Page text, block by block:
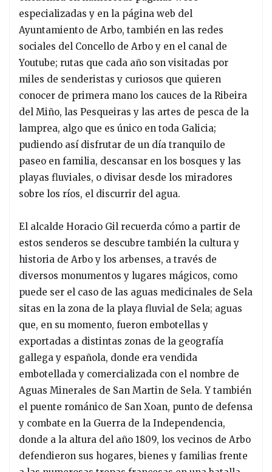
especializadas y en la página web del
Ayuntamiento de Arbo, también en las redes
sociales del Concello de Arbo y en el canal de
Youtube; rutas que cada año son visitadas por
miles de senderistas y curiosos que quieren
conocer de primera mano los cauces de la Ribeira
del Miño, las Pesqueiras y las artes de pesca de la
lamprea, algo que es único en toda Galicia;
pudiendo así disfrutar de un día tranquilo de
paseo en familia, descansar en los bosques y las
playas fluviales, o divisar desde los miradores
sobre los ríos, el discurrir del agua.
El alcalde Horacio Gil recuerda cómo a partir de
estos senderos se descubre también la cultura y
historia de Arbo y los arbenses, a través de
diversos monumentos y lugares mágicos, como
puede ser el caso de las aguas medicinales de Sela
sitas en la zona de la playa fluvial de Sela; aguas
que, en su momento, fueron embotellas y
exportadas a distintas zonas de la geografía
gallega y española, donde era vendida
embotellada y comercializada con el nombre de
Aguas Minerales de San Martin de Sela. Y también
el puente románico de San Xoan, punto de defensa
y combate en la Guerra de la Independencia,
donde a la altura del año 1809, los vecinos de Arbo
defendieron sus hogares, bienes y familias frente